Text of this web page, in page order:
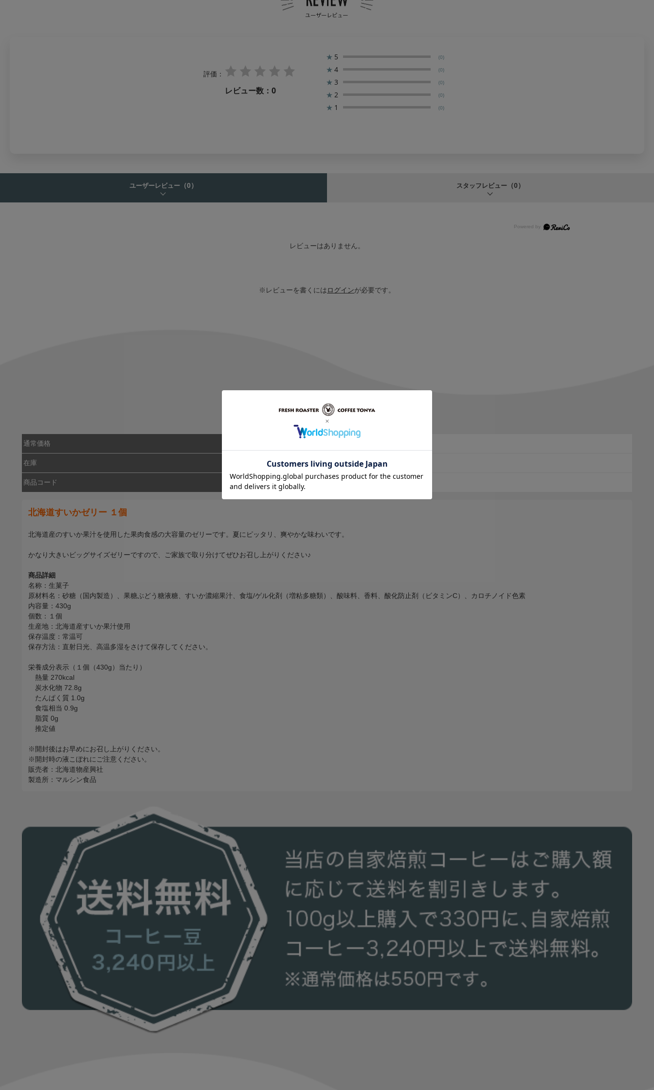
評価：
レビュー数： 0
★ 5 (0)
★ 4 (0)
★ 3 (0)
★ 2 (0)
★ 1 (0)
ユーザーレビュー （0） スタッフレビュー （0）
レビューはありません。
※レビューを書くにはログインが必要です。
商品情報
通常価格
在庫
商品コード 47501
北海道すいかゼリー １個
北海道産のすいか果汁を使用した果肉食感の大容量のゼリーです。夏にピッタリ、爽やかな味わいです。
かなり大きいビッグサイズゼリーですので、ご家族で取り分けてぜひお召し上がりください♪
商品詳細
名称：生菓子
原材料名：砂糖（国内製造）、果糖ぶどう糖液糖、すいか濃縮果汁、食塩/ゲル化剤（増粘多糖類）、酸味料、香料、酸化防止剤（ビタミンC）、カロチノイド色素
内容量：430g
個数：１個
生産地：北海道産すいか果汁使用
保存温度：常温可
保存方法：直射日光、高温多湿をさけて保存してください。
栄養成分表示（１個（430g）当たり）
熱量 270kcal
炭水化物 72.8g
たんぱく質 1.0g
食塩相当 0.9g
脂質 0g
推定値
※開封後はお早めにお召し上がりください。
※開封時の液こぼれにご注意ください。
販売者：北海道物産興社
製造所：マルシン食品